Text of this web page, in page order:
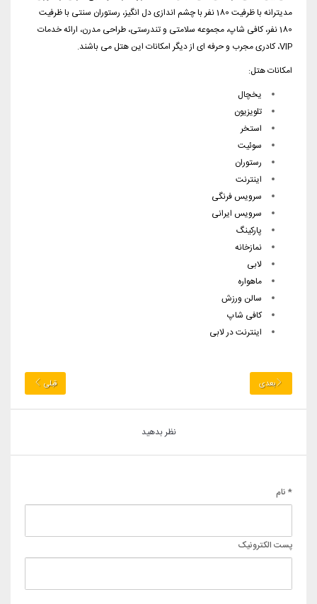
مدیترانه با ظرفیت 180 نفر با چشم اندازی دل انگیز، رستوران سنتی با ظرفیت
180 نفر، کافی شاپ، مجموعه سلامتی و تندرستی، طراحی مدرن، ارائه خدمات
VIP، کادری مجرب و حرفه ای از دیگر امکانات این هتل می باشند.
امکانات هتل:
یخچال
تلویزیون
استخر
سوئیت
رستوران
اینترنت
سرویس فرنگی
سرویس ایرانی
پارکینگ
نمازخانه
لابی
ماهواره
سالن ورزش
کافی شاپ
اینترنت در لابی
بعدی قبلی
نظر بدهید
* نام
پست الکترونیک